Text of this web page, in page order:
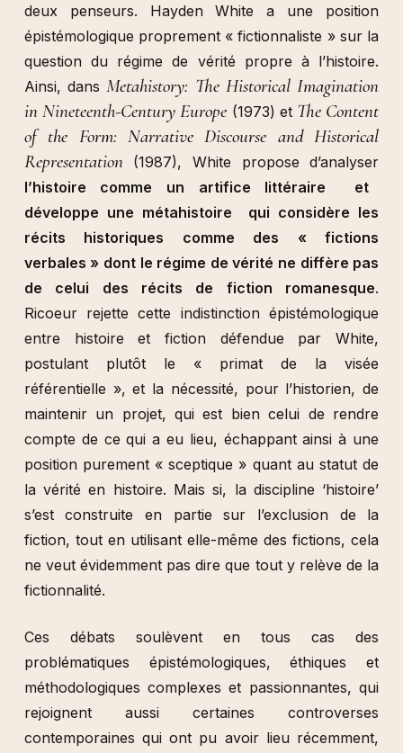
deux penseurs. Hayden White a une position
épistémologique proprement « fictionnaliste » sur la
question du régime de vérité propre à l’histoire.
Ainsi, dansMetahistory: The Historical Imagination
in Nineteenth-Century Europe (1973) et The Content
of the Form: Narrative Discourse and Historical
Representation(1987), White propose d’analyser
l’histoire comme un artifice littéraire et
développe une métahistoire qui considère les
récits historiques comme des « fictions
verbales » dont le régime de vérité ne diffère pas
de celui des récits de fiction romanesque.
Ricoeur rejette cette indistinction épistémologique
entre histoire et fiction défendue par White,
postulant plutôt le « primat de la visée
référentielle », et la nécessité, pour l’historien, de
maintenir un projet, qui est bien celui de rendre
compte de ce qui a eu lieu, échappant ainsi à une
position purement « sceptique » quant au statut de
la vérité en histoire. Mais si, la discipline ‘histoire’
s’est construite en partie sur l’exclusion de la
fiction, tout en utilisant elle-même des fictions, cela
ne veut évidemment pas dire que tout y relève de la
fictionnalité.
Ces débats soulèvent en tous cas des
problématiques épistémologiques, éthiques et
méthodologiques complexes et passionnantes, qui
rejoignent aussi certaines controverses
contemporaines qui ont pu avoir lieu récemment,